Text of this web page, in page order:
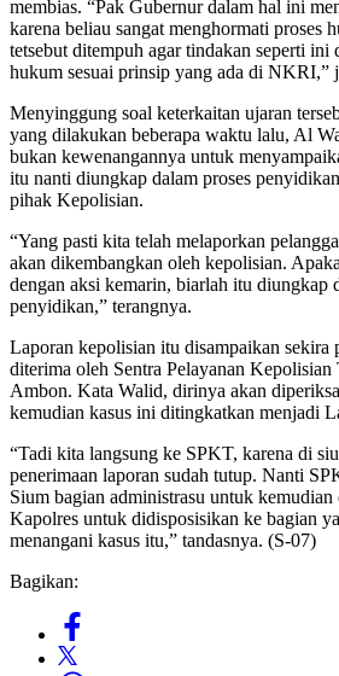
membias. “Pak Gubernur dalam hal ini
karena beliau sangat menghormati proses
tetsebut ditempuh agar tindakan seperti
hukum sesuai prinsip yang ada di NKRI,”
Menyinggung soal keterkaitan ujaran
yang dilakukan beberapa waktu lalu, Al
bukan kewenangannya untuk
itu nanti diungkap dalam proses
pihak Kepolisian.
“Yang pasti kita telah melaporkan
akan dikembangkan oleh kepolisian.
dengan aksi kemarin, biarlah itu diungkap
penyidikan,” terangnya.
Laporan kepolisian itu disampaikan
diterima oleh Sentra Pelayanan
Ambon. Kata Walid, dirinya akan
kemudian kasus ini ditingkatkan menjadi
“Tadi kita langsung ke SPKT, karena di
penerimaan laporan sudah tutup. Nanti
Sium bagian administrasu untuk
Kapolres untuk didisposisikan ke bagian
menangani kasus itu,” tandasnya. (S-07)
Bagikan: